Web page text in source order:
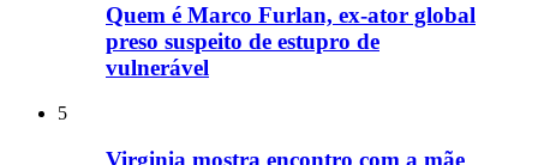
Quem é Marco Furlan, ex-ator global
preso suspeito de estupro de
vulnerável
5
Virginia mostra encontro com a mãe